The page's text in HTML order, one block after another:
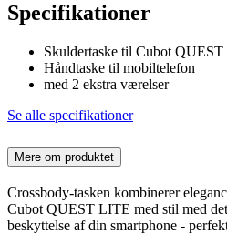
Specifikationer
Skuldertaske til Cubot
Håndtaske til mobiltelefon
med 2 ekstra værelser
Se alle specifikationer
Mere om produktet
Crossbody-tasken kombinerer
Cubot QUEST LITE med stil med
beskyttelse af din smartphone -